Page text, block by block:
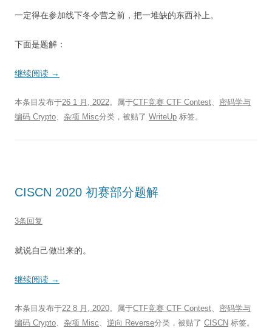
一定得在参加线下冬令营之前，把一堆缺的东西补上。
下面是题解：
继续阅读 →
本条目发布于26 1 月, 2022。属于CTF竞赛 CTF Contest、 密码学与
编码 Crypto、 杂项 Misc分类，被贴了 WriteUp 标签。
CISCN 2020 初赛部分题解
3条回复
就说自己做出来的。
继续阅读 →
本条目发布于22 8 月, 2020。属于CTF竞赛 CTF Contest、 密码学与
编码 Crypto、 杂项 Misc、 逆向 Reverse分类，被贴了 CISCN 标签。